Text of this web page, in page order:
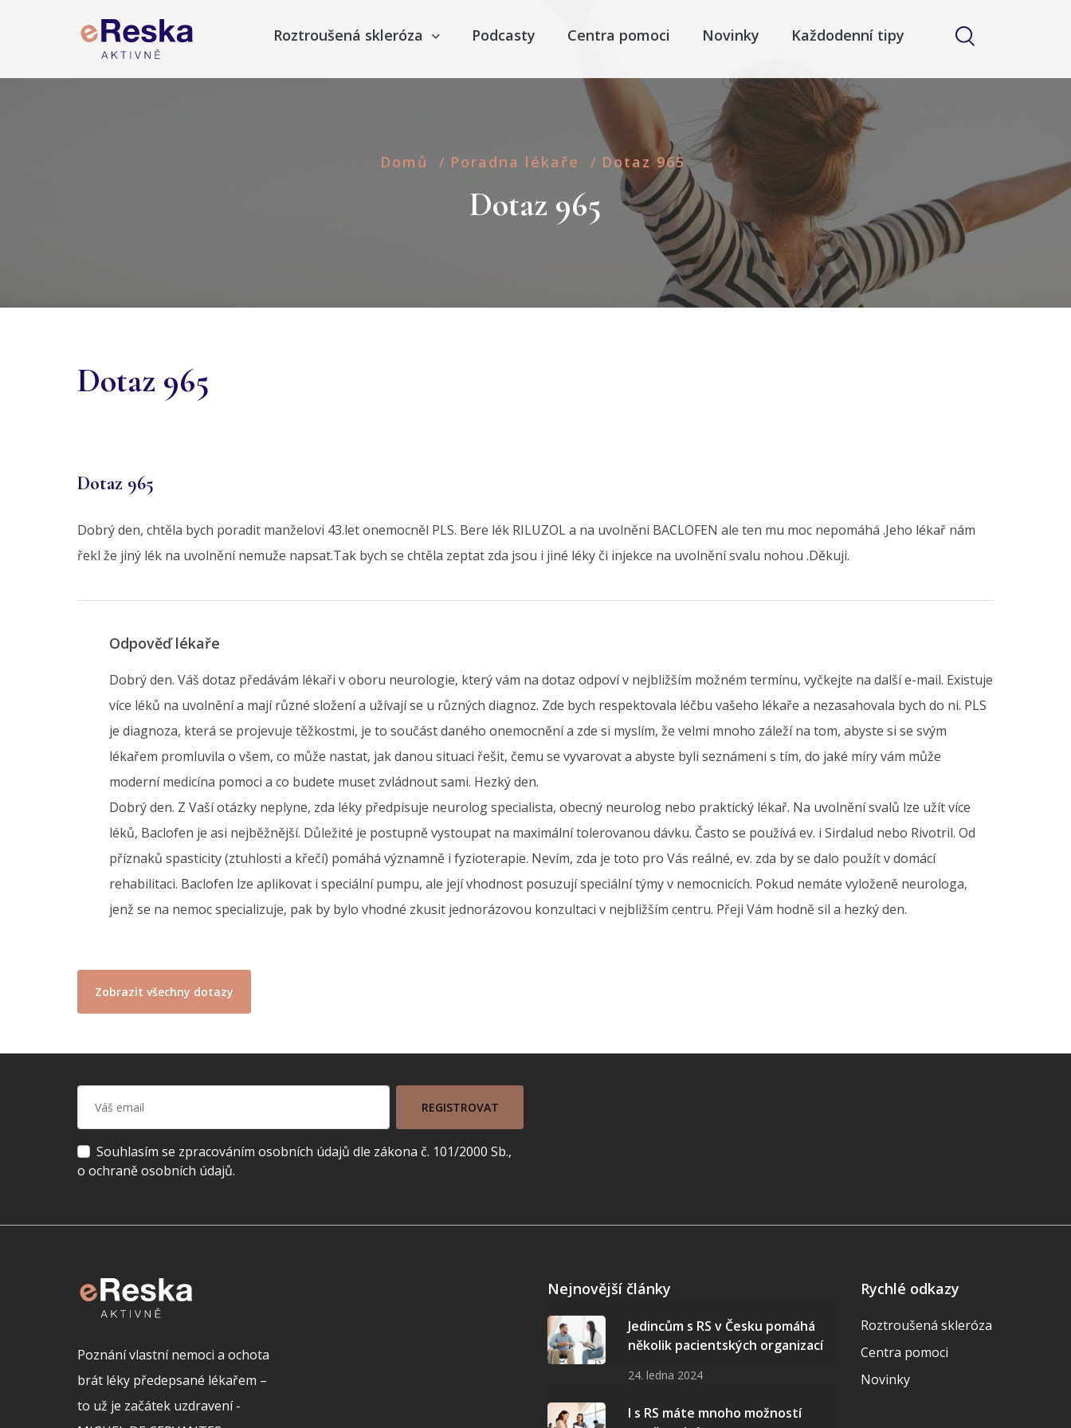
Roztroušená skleróza Podcasty Centra pomoci Novinky Každodenní tipy
Domů / Poradna lékaře / Dotaz 965
Dotaz 965
Dotaz 965
Dotaz 965
Dobrý den, chtěla bych poradit manželovi 43.let onemocněl PLS. Bere lék RILUZOL a na uvolněni BACLOFEN ale ten mu moc nepomáhá .Jeho lékař nám
řekl že jiný lék na uvolnění nemuže napsat.Tak bych se chtěla zeptat zda jsou i jiné léky či injekce na uvolnění svalu nohou .Děkuji.
Odpověď lékaře
Dobrý den. Váš dotaz předávám lékaři v oboru neurologie, který vám na dotaz odpoví v nejbližším možném termínu, vyčkejte na další e-mail. Existuje
více léků na uvolnění a mají různé složení a užívají se u různých diagnoz. Zde bych respektovala léčbu vašeho lékaře a nezasahovala bych do ni. PLS
je diagnoza, která se projevuje těžkostmi, je to součást daného onemocnění a zde si myslím, že velmi mnoho záleží na tom, abyste si se svým
lékařem promluvila o všem, co může nastat, jak danou situaci řešit, čemu se vyvarovat a abyste byli seznámeni s tím, do jaké míry vám může
moderní medicína pomoci a co budete muset zvládnout sami. Hezký den.
Dobrý den. Z Vaší otázky neplyne, zda léky předpisuje neurolog specialista, obecný neurolog nebo praktický lékař. Na uvolnění svalů lze užít více
léků, Baclofen je asi nejběžnější. Důležité je postupně vystoupat na maximální tolerovanou dávku. Často se používá ev. i Sirdalud nebo Rivotril. Od
příznaků spasticity (ztuhlosti a křečí) pomáhá významně i fyzioterapie. Nevím, zda je toto pro Vás reálné, ev. zda by se dalo použít v domácí
rehabilitaci. Baclofen lze aplikovat i speciální pumpu, ale její vhodnost posuzují speciální týmy v nemocnicích. Pokud nemáte vyloženě neurologa,
jenž se na nemoc specializuje, pak by bylo vhodné zkusit jednorázovou konzultaci v nejbližším centru. Přeji Vám hodně sil a hezký den.
Zobrazit všechny dotazy
REGISTROVAT
Souhlasím se zpracováním osobních údajů dle zákona č. 101/2000 Sb.,
o ochraně osobních údajů.
Poznání vlastní nemoci a ochota
brát léky předepsané lékařem –
to už je začátek uzdravení -
Nejnovější články
Jedincům s RS v Česku pomáhá
několik pacientských organizací
24. ledna 2024
I s RS máte mnoho možností
Rychlé odkazy
Roztroušená skleróza
Centra pomoci
Novinky